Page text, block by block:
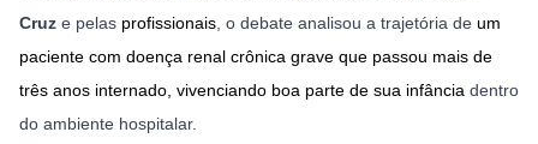
Cruz e pelas profissionais , o debate analisou a trajetória de um
paciente com doença renal crônica grave que passou mais de
três anos internado, vivenciando boa parte de sua infância dentro
do ambiente hospitalar.